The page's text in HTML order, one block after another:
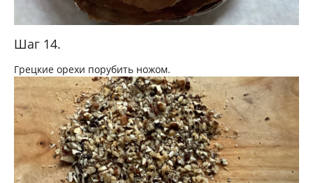
Шаг 14.
Грецкие орехи порубить ножом.